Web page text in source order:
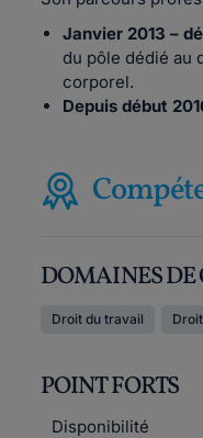
Janvier 2013 –
du pôle dédié au
corporel.
Depuis début
DOMAINES DE
Droit du travail
POINT FORTS
Disponibilité